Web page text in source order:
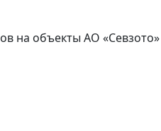
на объекты АО «Севзото»